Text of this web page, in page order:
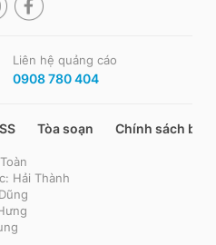
Liên hệ quảng cáo
0908 780 404
Tòa soạn Chính sách bảo
Hải Thành